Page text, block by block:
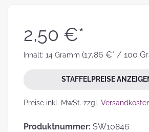
2,50 €*
Inhalt: 14 Gramm (17,86 €* / 100
STAFFELPREISE
Preise inkl. MwSt. zzgl.
Produktnummer: SW10846